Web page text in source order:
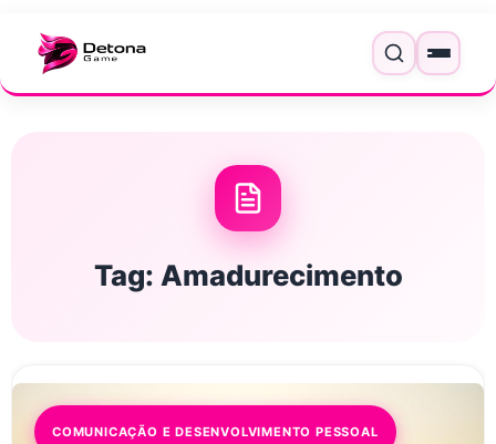
Menu
Tag: Amadurecimento
COMUNICAÇÃO E DESENVOLVIMENTO PESSOAL